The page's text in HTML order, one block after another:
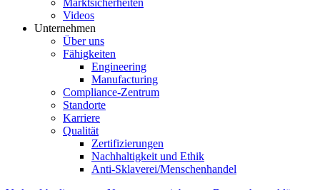
Marktsicherheiten
Videos
Unternehmen
Über uns
Fähigkeiten
Engineering
Manufacturing
Compliance-Zentrum
Standorte
Karriere
Qualität
Zertifizierungen
Nachhaltigkeit und Ethik
Anti-Sklaverei/Menschenhandel